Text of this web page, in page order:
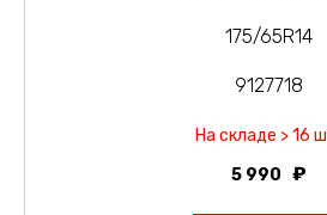
175/65R14
9127718
На складе > 16
5 990